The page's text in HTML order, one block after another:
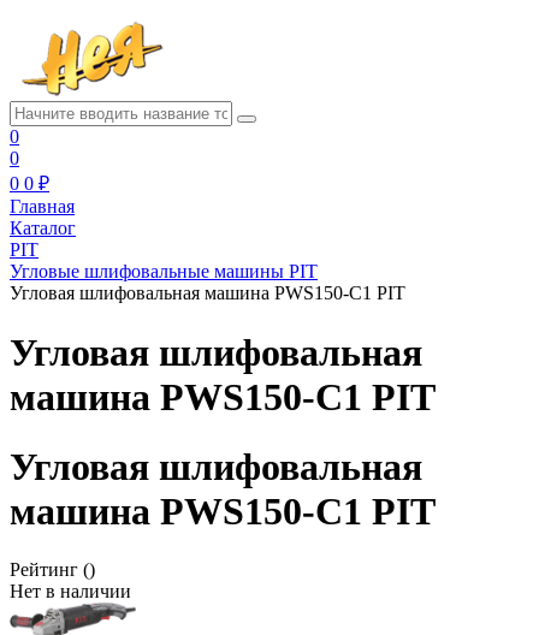
0
0
0 0 ₽
Главная
Каталог
PIT
Угловые шлифовальные машины PIT
Угловая шлифовальная машина PWS150-C1 PIT
Угловая шлифовальная
машина PWS150-C1 PIT
Угловая шлифовальная
машина PWS150-C1 PIT
Рейтинг ()
Нет в наличии